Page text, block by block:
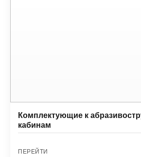
Комплектующие к
кабинам
ПЕРЕЙТИ